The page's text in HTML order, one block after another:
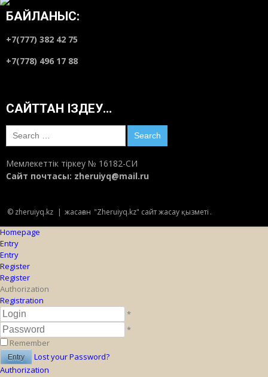
БАЙЛАНЫС:
+7(777) 382 42 75
+7(778) 496 17 88
САЙТТАН ІЗДЕУ…
Search
for:
Мемлекеттік тіркеу № 16182-СИ
Сайт почтасы: zheruiyq@mail.ru
© zheruiyq.kz | жасаған "Zheruiyq.kz" сайт жасау қызметі .
Homepage
Entry
Entry
Register
Register
Authorization
Registration
*
*
Remember
Lost your Password?
Authorization